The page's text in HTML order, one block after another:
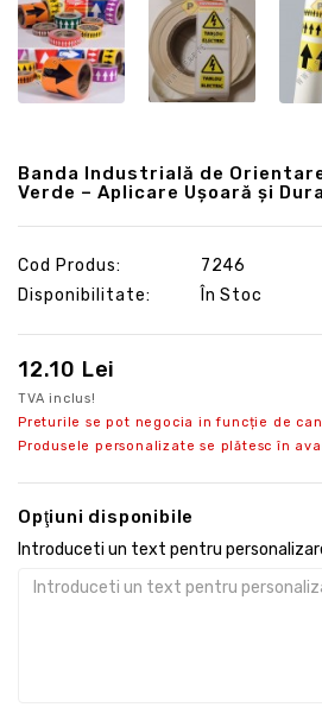
Banda Industrială de
Verde – Aplicare Ușoară și
Cod Produs:
7246
Disponibilitate:
În Stoc
12.10 Lei
TVA inclus!
Preturile se pot negocia in funcție de
Produsele personalizate se plătesc în
Opţiuni disponibile
Introduceti un text pentru